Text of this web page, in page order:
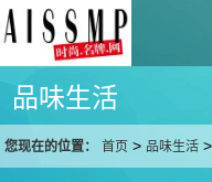
品味生活
您现在的位置： 首页 > 品味生活